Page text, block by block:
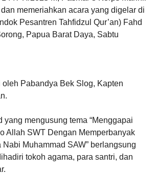
memeriahkan acara yang digelar di
Pesantren Tahfidzul Qur’an) Fahd
Papua Barat Daya, Sabtu
oleh Pabandya Bek Slog, Kapten
yang mengusung tema “Menggapai
Allah SWT Dengan Memperbanyak
Muhammad SAW” berlangsung
tokoh agama, para santri, dan